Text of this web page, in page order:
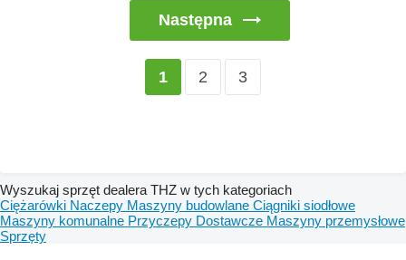
Następna
1 2 3
Wyszukaj sprzęt dealera THZ w tych kategoriach
Ciężarówki Naczepy Maszyny budowlane Ciągniki siodłowe
Maszyny komunalne Przyczepy Dostawcze Maszyny przemysłowe
Sprzęty